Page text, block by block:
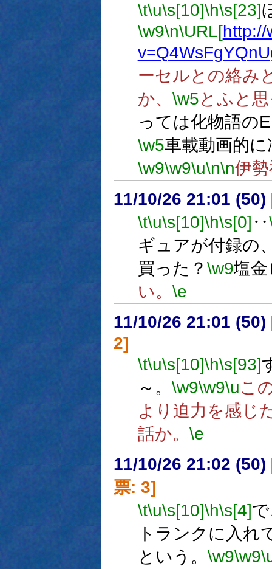
\t\u\s[10]\h\s[23]
\w9\n\URL[http://
ーセルとの絡み
か、 \w5とふと
っては化物語の
\w5車載動画的
\w9\w9\u\n\n伊
11/10/26 21:01 (50)
\t\u\s[10]\h\s[0] ‥
ギュアが付録の
買った？ \w9塩
い。 \e
11/10/26 21:01 (50)
2]
\t\u\s[10]\h\s[93]
～。 \w9\w9\uこ
より迫力を感じ
話か。 \e
11/10/26 21:02 (50)
票: 3]
\t\u\s[10]\h\s[4]
トランクに入れ
という。 \w9\w9